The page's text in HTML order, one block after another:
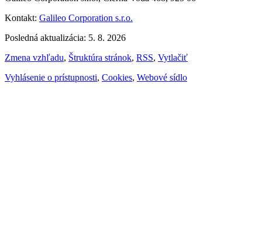
Kontakt: Galileo Corporation s.r.o.
Posledná aktualizácia: 5. 8. 2026
Zmena vzhľadu, Štruktúra stránok, RSS, Vytlačiť
Vyhlásenie o prístupnosti, Cookies, Webové sídlo